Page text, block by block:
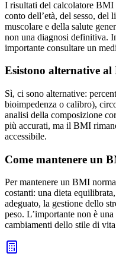
I risultati del calcolatore BMI
conto dell’età, del sesso, del
muscolare e della salute
non una diagnosi definitiva.
importante consultare un
Esistono alternative
Sì, ci sono alternative:
bioimpedenza o calibro),
analisi della composizione
più accurati, ma il BMI
accessibile.
Come mantenere un
Per mantenere un BMI
costanti: una dieta
adeguato, la gestione dello
peso. L’importante non è
cambiamenti dello stile di